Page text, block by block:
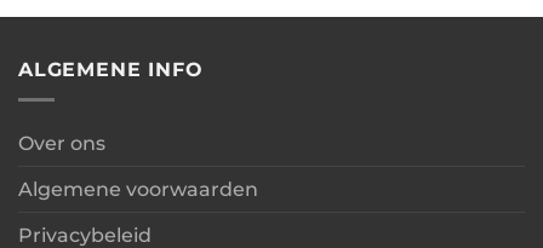
ALGEMENE INFO
Over ons
Algemene voorwaarden
Privacybeleid